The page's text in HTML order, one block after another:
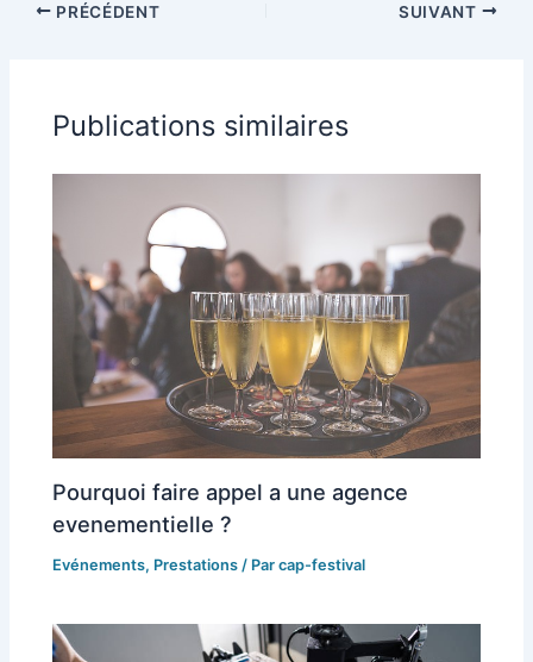
PRÉCÉDENT SUIVANT
Publications similaires
Pourquoi faire appel a une agence
evenementielle ?
Evénements, Prestations / Parcap-festival